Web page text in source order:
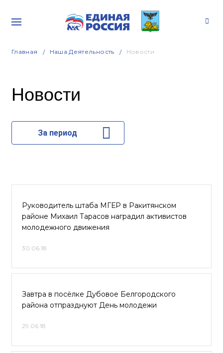
Главная Наша Деятельность Новости
Новости
За период
Руководитель штаба МГЕР в Ракитянском
районе Михаил Тарасов наградил активистов
молодежного движения
30.06.18
Завтра в посёлке Дубовое Белгородского
района отпразднуют День молодежи
29.06.18